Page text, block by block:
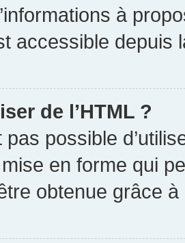
à
accessible depuis
de l’HTML ?
pas possible
en forme qui
obtenue grâce à